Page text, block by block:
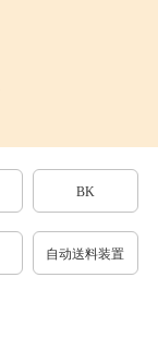
BK
自动送料装置